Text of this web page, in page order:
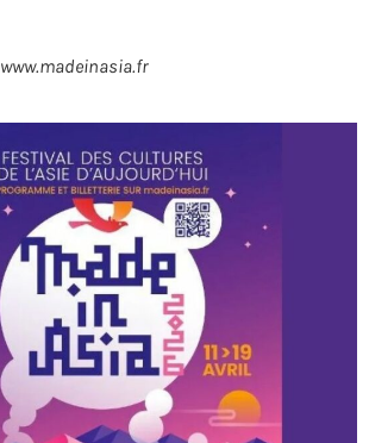
www.madeinasia.fr